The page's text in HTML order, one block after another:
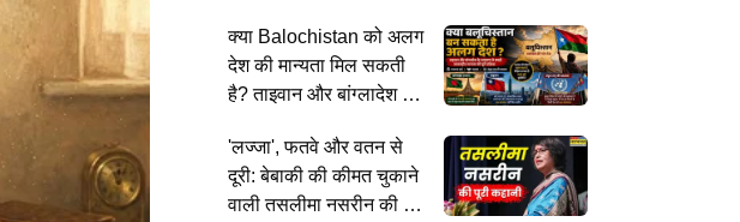
नहीं मांगता
और सारा
गालिब से गुलजार तक, नाम बदलकर क्यों
लिखते हैं शायर, शायरों की दुनिया में क्यों
AUTO
Tata Nexon Camo Edition भारत में
लॉन्च, 9.99 लाख रुपये से शुरू कीमत
क्या Balochistan को अलग
देश की मान्यता मिल सकती
है? ताइवान और बांग्लादेश के
मुश्किल है राह
'लज्जा', फतवे और वतन से
दूरी: बेबाकी की कीमत चुकाने
वाली तसलीमा नसरीन की पूरी